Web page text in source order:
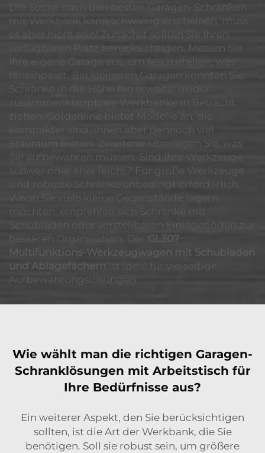
Die Suche nach den besten Garagen-Schränken
mit Werkbank kann schwierig erscheinen, muss
es aber nicht sein! Zunächst sollten Sie Ihren
verfügbaren Platz berücksichtigen. Messen Sie
Ihre eigene Garage aus, um festzustellen, was
hineinpasst. Bei kleineren Garagen könnten Sie
Schränke in die Höhe hin erweitern oder
zusammenklappbare Werkbänke in Betracht
ziehen. Goldenline bietet Modelle an, die
kompakter sind, Ihnen aber dennoch viel
Stauraum bieten. Zweitens: Überlegen Sie, was
Sie aufbewahren müssen. Sind Ihre Werkzeuge
schwer oder eher leicht? Für große Werkzeuge
sind robuste Schränke unbedingt erforderlich.
Wenn Sie viele kleine Gegenstände lagern
möchten, empfehlen sich Schränke mit
Schubladen oder verstellbaren Einlegeböden zur
besseren Organisation. Der GL307
Multifunktions-Werkzeugwagen mit Schubladen
und Ablagefächern
ist ideal für vielseitige
Aufbewahrungslösungen.
Wie wählt man die richtigen Garagen-
Schranklösungen mit Arbeitstisch für
Ihre Bedürfnisse aus?
Ein weiterer Aspekt, den Sie berücksichtigen
sollten, ist die Art der Werkbank, die Sie
benötigen. Soll sie robust sein, um größere